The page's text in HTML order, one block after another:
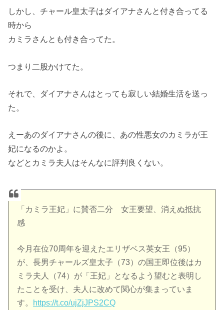
しかし、チャール皇太子はダイアナさんと付き合ってる
時から
カミラさんとも付き合ってた。
つまり二股かけてた。
それで、ダイアナさんはとっても寂しい結婚生活を送っ
た。
えーあのダイアナさんの後に、あの性悪女のカミラが王
妃になるのかよ。
などとカミラ夫人はそんなに評判良くない。
「カミラ王妃」に賛否二分 女王要望、消えぬ抵抗
感
今月在位70周年を迎えたエリザベス英女王（95）
が、長男チャールズ皇太子（73）の国王即位後はカ
ミラ夫人（74）が「王妃」となるよう望むと表明し
たことを受け、夫人に改めて関心が集まっていま
す。
https://t.co/ujZjJPS2CQ